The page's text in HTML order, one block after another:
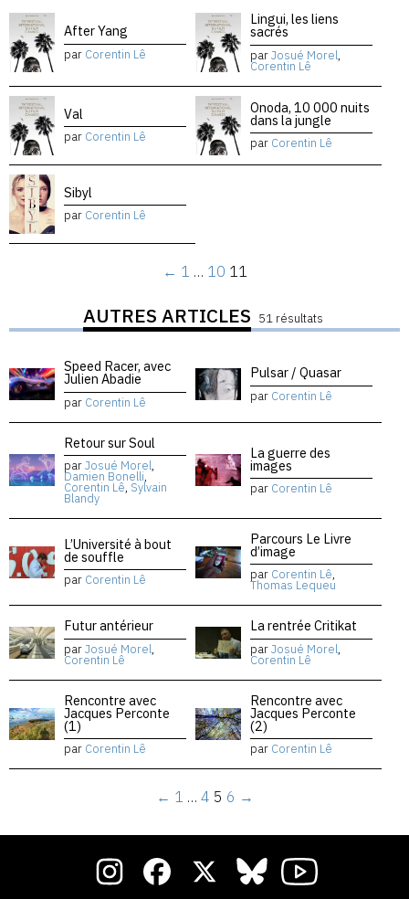
After Yang
par Corentin Lê
Lingui, les liens
sacrés
parJosué Morel,
Corentin Lê
Val
par Corentin Lê
Onoda, 10 000 nuits
dans la jungle
par Corentin Lê
Sibyl
par Corentin Lê
← 1 … 10 11
AUTRES ARTICLES 51 résultats
Speed Racer, avec
Julien Abadie
par Corentin Lê
Pulsar / Quasar
par Corentin Lê
Retour sur Soul
parJosué Morel,
Damien Bonelli,
Corentin Lê, Sylvain
Blandy
La guerre des
images
par Corentin Lê
L’Université à bout
de souffle
par Corentin Lê
Parcours Le Livre
d’image
par Corentin Lê,
Thomas Lequeu
Futur antérieur
parJosué Morel,
Corentin Lê
La rentrée Critikat
parJosué Morel,
Corentin Lê
Rencontre avec
Jacques Perconte
(1)
par Corentin Lê
Rencontre avec
Jacques Perconte
(2)
par Corentin Lê
← 1 … 4 5 6 →